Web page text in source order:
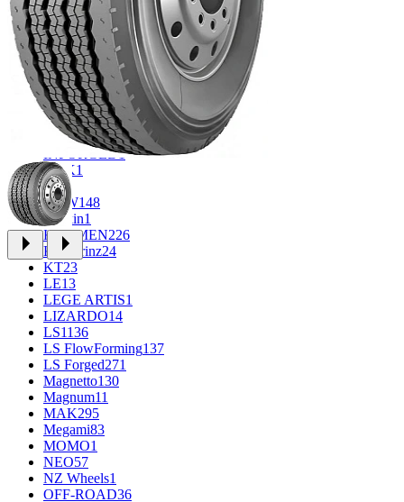
CROSS_STREET 31
Eurodisk 1
FF30
FR REPLICA
1
GR34
Grizzly3
iFree933
iFree Original 49
Ikon1
INFORGED1
K&K1
K72
KDW148
Keskin1
KHOMEN226
Kronprinz24
KT23
LE13
LEGE ARTIS1
LIZARDO14
LS1136
LS FlowForming137
LS Forged271
Magnetto130
Magnum11
MAK295
Megami83
MOMO1
NEO57
NZ Wheels1
OFF-ROAD36